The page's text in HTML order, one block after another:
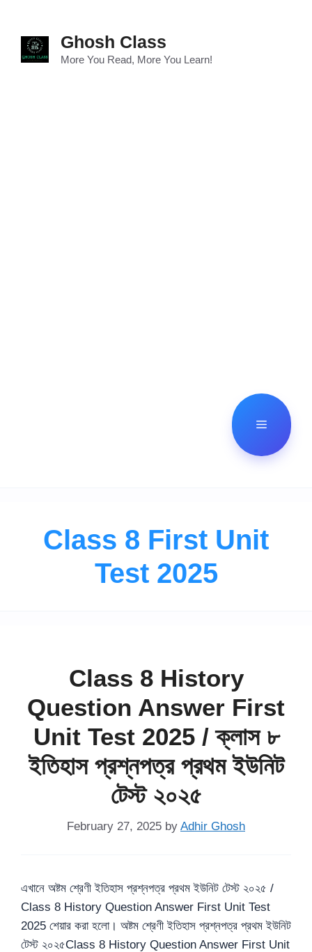
content
Ghosh Class
More You Read, More You Learn!
Menu
Class 8 First Unit
Test 2025
Class 8 History
Question Answer First
Unit Test 2025 / ক্লাস ৮
ইতিহাস প্রশ্নপত্র প্রথম ইউনিট
টেস্ট ২০২৫
February 27, 2025 by Adhir Ghosh
এখানে অষ্টম শ্রেণী ইতিহাস প্রশ্নপত্র প্রথম ইউনিট টেস্ট ২০২৫ /
Class 8 History Question Answer First Unit Test
2025 শেয়ার করা হলো। অষ্টম শ্রেণী ইতিহাস প্রশ্নপত্র প্রথম ইউনিট
টেস্ট ২০২৫Class 8 History Question Answer First Unit